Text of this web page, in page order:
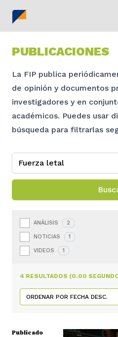
PUBLICACIONES
La FIP publica
de opinión y documentos
investigadores y en
académicos. Puedes usar
búsqueda para filtrarlas
ANÁLISIS 2
NOTICIAS 1
VIDEOS 1
4 RESULTADOS (0.00
Publicado